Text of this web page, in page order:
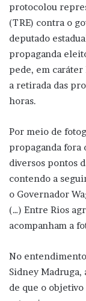
protocolou
(TRE) contra o
deputado
propaganda
pede, em
a retirada das
horas.
Por meio de
propaganda fora
diversos pontos
contendo a
o Governador
(…) Entre Rios
acompanham a
No
Sidney Madruga,
de que o